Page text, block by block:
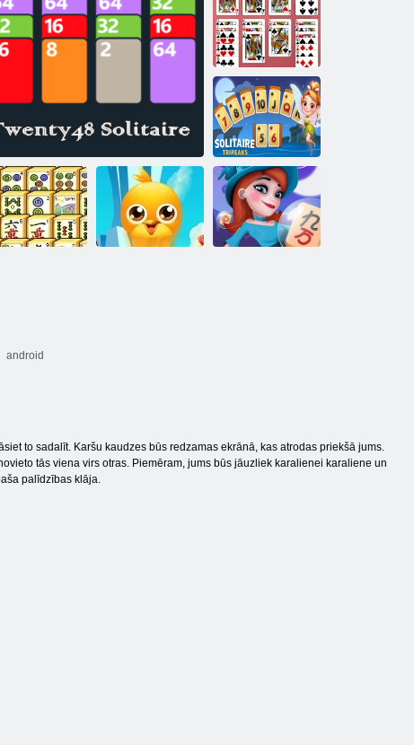
Kaķu solitaire
Solitaire
Tripeaks
android
to sadalīt. Karšu kaudzes būs redzamas ekrānā, kas atrodas priekšā jums.
tās viena virs otras. Piemēram, jums būs jāuzliek karalienei karaliene un
palīdzības klāja.